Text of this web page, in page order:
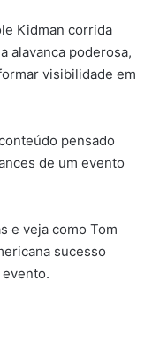
Kidman corrida
alavanca poderosa,
visibilidade em
pensado
de um evento
e veja como Tom
sucesso